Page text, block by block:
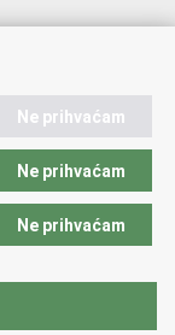
Ne prihvaćam
Ne prihvaćam
Ne prihvaćam